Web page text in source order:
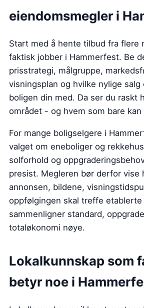
eiendomsmegler i
Start med å hente tilbud fra flere
faktisk jobber i Hammerfest. Be
prisstrategi, målgruppe,
visningsplan og hvilke nylige salg
boligen din med. Da ser du raskt
området - og hvem som bare kan
For mange boligselgere i
valget om eneboliger og
solforhold og
presist. Megleren bør derfor vise
annonsen, bildene,
oppfølgingen skal treffe etablerte
sammenligner standard,
totaløkonomi nøye.
Lokalkunnskap som
betyr noe i